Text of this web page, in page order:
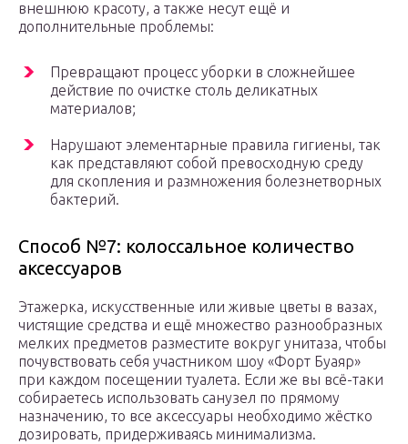
внешнюю красоту, а также несут ещё и
дополнительные проблемы:
Превращают процесс уборки в сложнейшее
действие по очистке столь деликатных
материалов;
Нарушают элементарные правила гигиены, так
как представляют собой превосходную среду
для скопления и размножения болезнетворных
бактерий.
Способ №7: колоссальное количество
аксессуаров
Этажерка, искусственные или живые цветы в вазах,
чистящие средства и ещё множество разнообразных
мелких предметов разместите вокруг унитаза, чтобы
почувствовать себя участником шоу «Форт Буаяр»
при каждом посещении туалета. Если же вы всё-таки
собираетесь использовать санузел по прямому
назначению, то все аксессуары необходимо жёстко
дозировать, придерживаясь минимализма.